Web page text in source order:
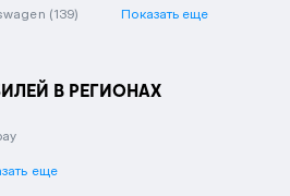
(139) Показать еще
В РЕГИОНАХ
еще